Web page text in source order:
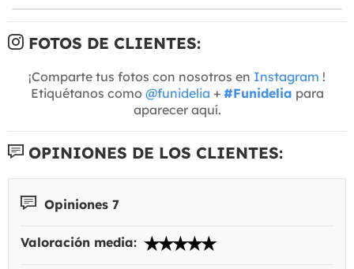
FOTOS DE CLIENTES:
¡Comparte tus fotos con nosotros en Instagram !
Etiquétanos como @funidelia + #Funidelia para
aparecer aquí.
OPINIONES DE LOS CLIENTES:
Opiniones 7
Valoración media: